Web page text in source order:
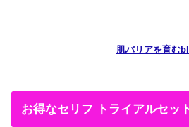
肌バリアを育む
お得なセリフ トライアルセッ